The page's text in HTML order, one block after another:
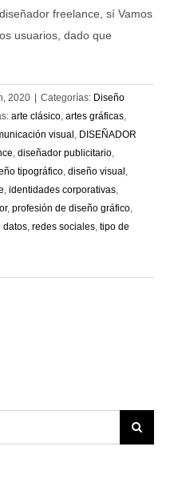
freelance, sí Vamos
usuarios, dado que
2020 | Categorías: Diseño
arte clásico, artes gráficas,
visual, DISEÑADOR
, diseñador publicitario,
tipográfico, diseño visual,
, identidades corporativas,
, profesión de diseño gráfico,
datos, redes sociales, tipo de